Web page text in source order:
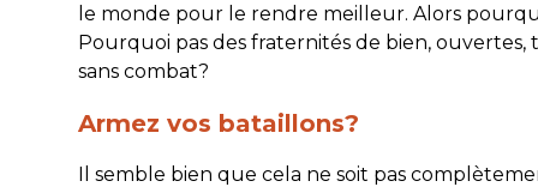
le monde pour le rendre meilleur. Alors
Pourquoi pas des fraternités de bien, ouvertes,
sans combat?
Armez vos bataillons?
Il semble bien que cela ne soit pas